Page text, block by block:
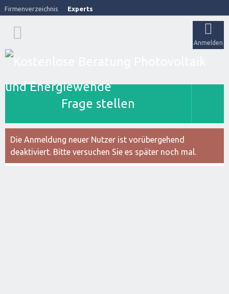
Firmenverzeichnis Experts
Anmelden
Frage stellen
Die Anmeldung neuer Nutzer ist vorübergehend
deaktiviert. Bitte versuchen Sie es später noch mal.